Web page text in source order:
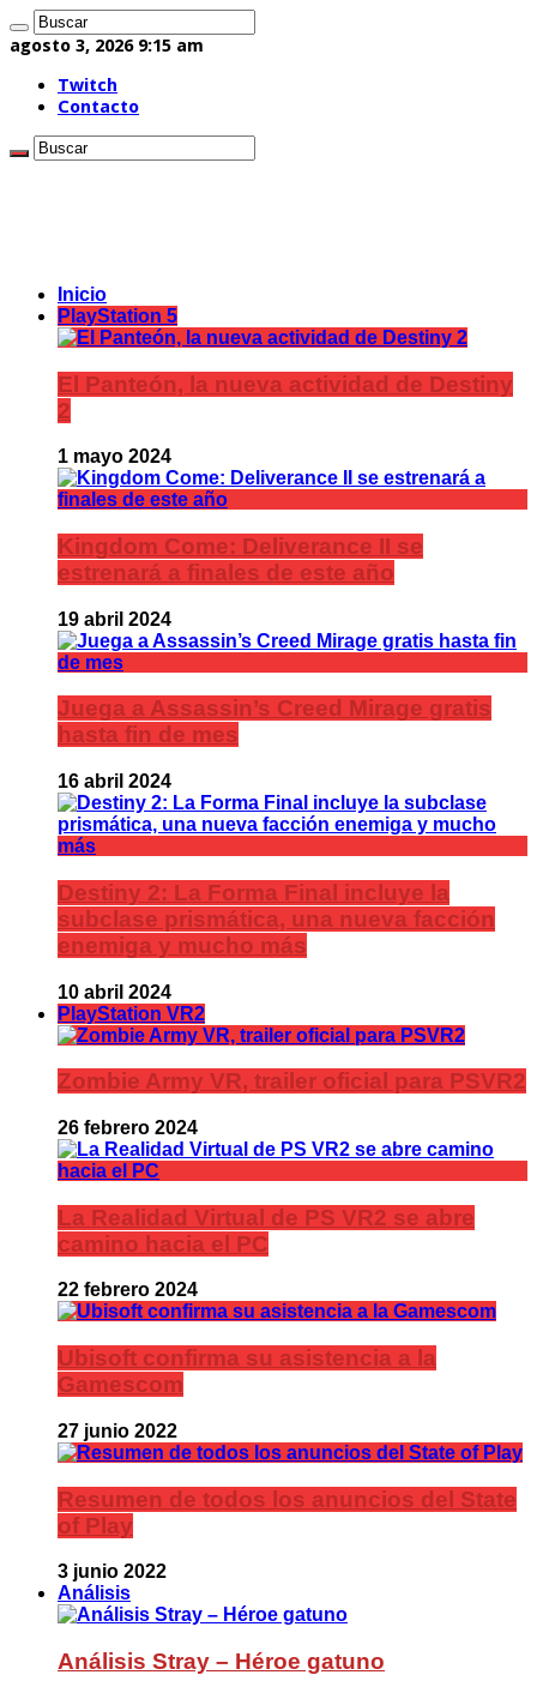
agosto 3, 2026 9:15 am
Twitch
Contacto
Inicio
PlayStation 5
El Panteón, la nueva actividad de Destiny
2
1 mayo 2024
Kingdom Come: Deliverance II se
estrenará a finales de este año
19 abril 2024
Juega a Assassin’s Creed Mirage gratis
hasta fin de mes
16 abril 2024
Destiny 2: La Forma Final incluye la
subclase prismática, una nueva facción
enemiga y mucho más
10 abril 2024
PlayStation VR2
Zombie Army VR, trailer oficial para PSVR2
26 febrero 2024
La Realidad Virtual de PS VR2 se abre
camino hacia el PC
22 febrero 2024
Ubisoft confirma su asistencia a la
Gamescom
27 junio 2022
Resumen de todos los anuncios del State
of Play
3 junio 2022
Análisis
Análisis Stray – Héroe gatuno